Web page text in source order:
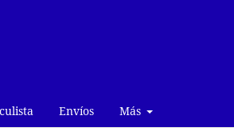
Envíos Más